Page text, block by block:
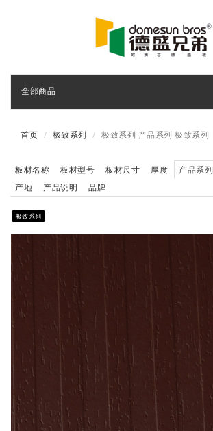
全部商品
首页 极致系列 极致系列 产品系列 极致系列
板材名称 板材型号 板材尺寸 厚度 产品系列
产地
产品说明 品牌
极致系列